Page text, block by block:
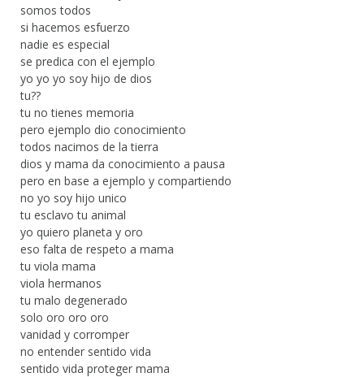
somos todos
si hacemos esfuerzo
nadie es especial
se predica con el ejemplo
yo yo yo soy hijo de dios
tu??
tu no tienes memoria
pero ejemplo dio conocimiento
todos nacimos de la tierra
dios y mama da conocimiento a pausa
pero en base a ejemplo y compartiendo
no yo soy hijo unico
tu esclavo tu animal
yo quiero planeta y oro
eso falta de respeto a mama
tu viola mama
viola hermanos
tu malo degenerado
solo oro oro oro
vanidad y corromper
no entender sentido vida
sentido vida proteger mama